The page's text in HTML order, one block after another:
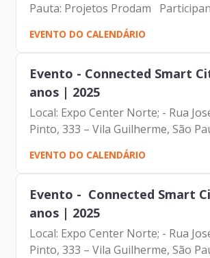
Pauta: Projetos Prodam
Francisco Forbes – Presidente |
- Luciana Nardi - Procuradora Geral
Município| PGM - Tiago Miguel
EVENTO DO CALENDÁRIO
Evento - Connected Smart
anos | 2025
Local: Expo Center Norte; - Rua
Pinto, 333 – Vila Guilherme, São
EVENTO DO CALENDÁRIO
Evento - Connected Smart
anos | 2025
Local: Expo Center Norte; - Rua
Pinto, 333 – Vila Guilherme, São